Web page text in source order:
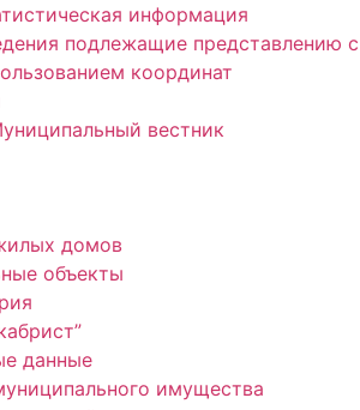
информация
подлежащие представлению с
координат
вестник
домов
объекты
данные
имущества